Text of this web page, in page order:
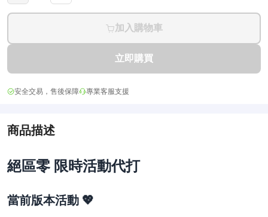
加入購物車
立即購買
安全交易，售後保障 專業客服支援
商品描述
絕區零 限時活動代打
當前版本活動 💖